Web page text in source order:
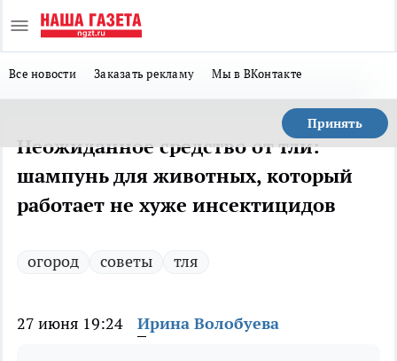
Все новости Заказать рекламу Мы в ВКонтакте
Принять
Неожиданное средство от тли:
шампунь для животных, который
работает не хуже инсектицидов
огород советы тля
27 июня 19:24 Ирина Волобуева